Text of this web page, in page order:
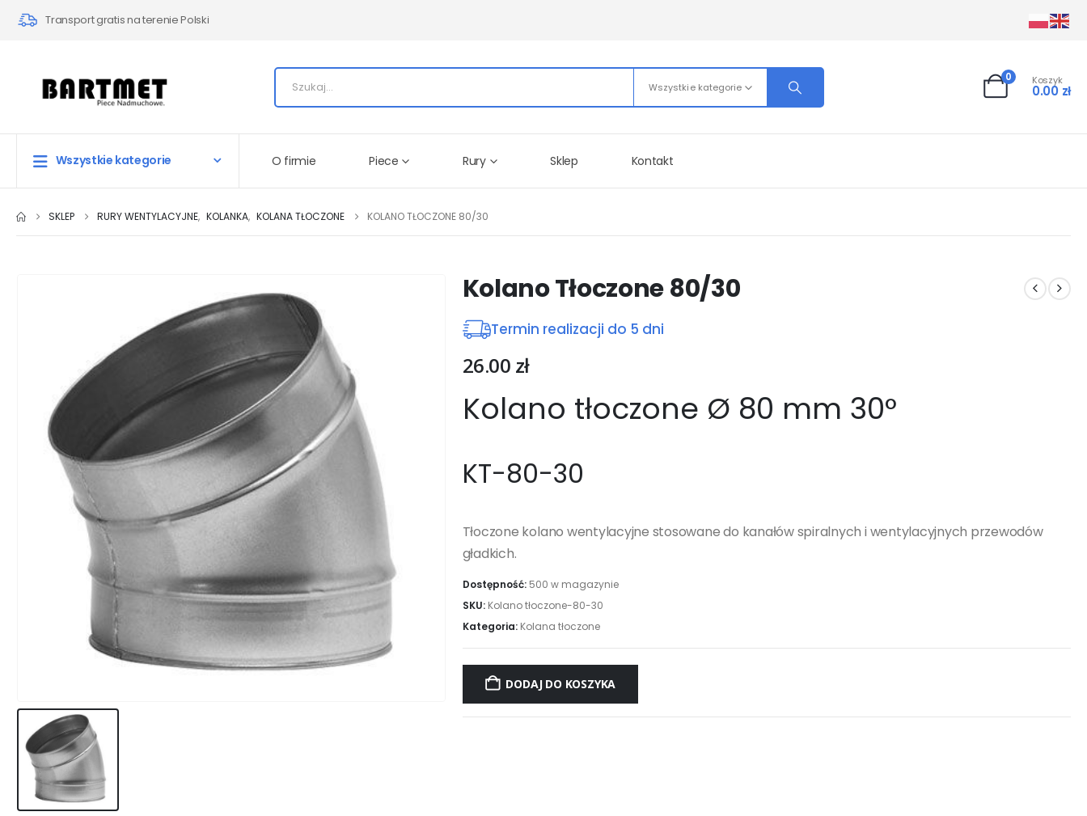
Transport gratis na terenie Polski
Wszystkie kategorie
0 Koszyk
0.00 zł
Wszystkie kategorie O firmie Piece Rury Sklep Kontakt
SKLEP RURY WENTYLACYJNE, KOLANKA, KOLANA TŁOCZONE KOLANO TŁOCZONE 80/30
Kolano Tłoczone 80/30
Termin realizacji do 5 dni
26.00 zł
Kolano tłoczone Ø 80 mm 30°
KT-80-30
Tłoczone kolano wentylacyjne stosowane do kanałów spiralnych i wentylacyjnych przewodów
gładkich.
Dostępność: 500 w magazynie
SKU: Kolano tłoczone-80-30
Kategoria: Kolana tłoczone
DODAJ DO KOSZYKA